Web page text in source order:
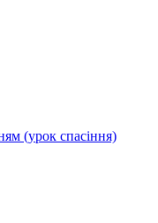
(урок спасіння)